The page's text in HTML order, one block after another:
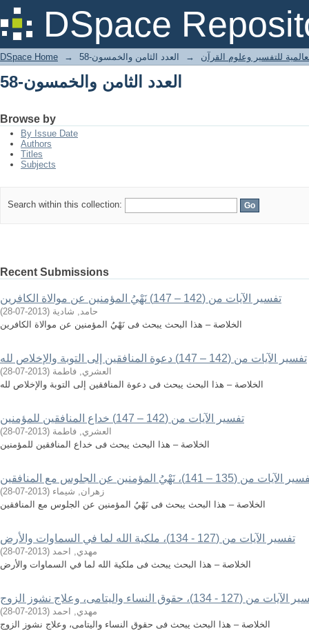
DSpace
العدد الثامن والخمسون-58
DSpace Home → للتفسير وعلوم القرآن → العدد الثامن والخمسون-58
العدد الثامن والخمسون-58
Browse by
By Issue Date
Authors
Titles
Subjects
Search within this collection:
Recent Submissions
تفسير الآيات من (142 – 147) نَهْيُ المؤمنين عن موالاة الكافرين
حامد, شادية (
2013-07-28
)
الخلاصة – هذا البحث يبحث فى نَهْيُ المؤمنين عن موالاة الكافرين
تفسير الآيات من (142 – 147) دعوة المنافقين إلى التوبة والإخلاص لله
العشري, فاطمة (
2013-07-28
)
الخلاصة – هذا البحث يبحث فى دعوة المنافقين إلى التوبة والإخلاص لله
تفسير الآيات من (142 – 147) خداع المنافقين للمؤمنين
العشري, فاطمة (
2013-07-28
)
الخلاصة – هذا البحث يبحث فى خداع المنافقين للمؤمنين
الآيات من (135 – 141)، نَهْيُ المؤمنين عن الجلوس مع المنافقين
زهران, شيماء (
2013-07-28
)
الخلاصة – هذا البحث يبحث فى نَهْيُ المؤمنين عن الجلوس مع المنافقين
تفسير الآيات من (127 - 134)، ملكية الله لما في السماوات والأرض
مهدي, احمد (
2013-07-28
)
الخلاصة – هذا البحث يبحث فى ملكية الله لما في السماوات والأرض
من (127 - 134)، حقوق النساء واليتامى، وعلاج نشوز الزوج
مهدي, احمد (
2013-07-28
)
الخلاصة – هذا البحث يبحث فى حقوق النساء واليتامى، وعلاج نشوز الزوج